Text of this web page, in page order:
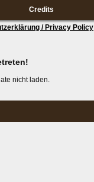
Credits
/ Privacy Policy
nicht laden.